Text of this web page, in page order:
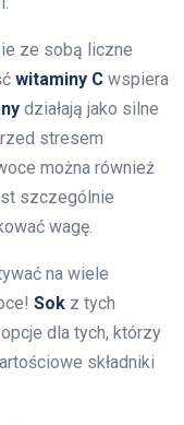
ze sobą liczne
witaminy C wspiera
działają jako silne
stresem
można również
szczególnie
wagę.
na wiele
Sok z tych
dla tych, którzy
składniki